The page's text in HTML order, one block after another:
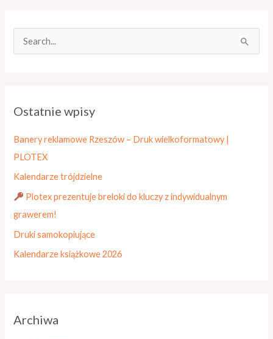
a
:
Ostatnie wpisy
Banery reklamowe Rzeszów – Druk wielkoformatowy |
PLOTEX
Kalendarze trójdzielne
Plotex prezentuje breloki do kluczy z indywidualnym
grawerem!
Druki samokopiujące
Kalendarze książkowe 2026
Archiwa